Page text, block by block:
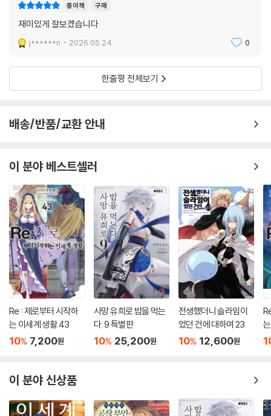
종이책 구매
재미있게 잘보겠습니다
j******n 2026.05.24. 0
한줄평 전체보기
배송/반품/교환 안내
이 분야 베스트셀러
Re : 제로부터 시작하
는 이세계 생활 43
10% 7,200원
사망 유희로 밥을 먹는
다. 9 특별판
10% 25,200원
전생했더니 슬라임이
었던 건에 대하여 23
10% 12,600원
이 분야 신상품